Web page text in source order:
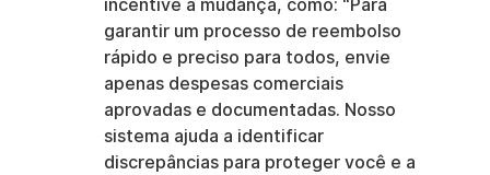
incentive a mudança, como: "Para
garantir um processo de reembolso
rápido e preciso para todos, envie
apenas despesas comerciais
aprovadas e documentadas. Nosso
sistema ajuda a identificar
discrepâncias para proteger você e a